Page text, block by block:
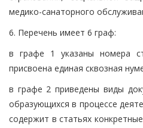
медико-санаторного
6. Перечень имеет 6 граф:
в графе 1 указаны номера
присвоена единая сквозная
в графе 2 приведены виды
образующихся в процессе
содержит в статьях